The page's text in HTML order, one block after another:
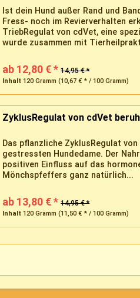
Ist dein Hund außer Rand und
Fress- noch im Revierverhalten
TriebRegulat von cdVet, eine
wurde zusammen mit
ab 12,80 € * 14,95 € *
Inhalt120 Gramm(10,67 € * / 100 Gramm)
ZyklusRegulat von cdVet
Das pflanzliche ZyklusRegulat
gestressten Hundedame. Der
positiven Einfluss auf das
Mönchspfeffers ganz natürlich...
ab 13,80 € * 14,95 € *
Inhalt120 Gramm(11,50 € * / 100 Gramm)